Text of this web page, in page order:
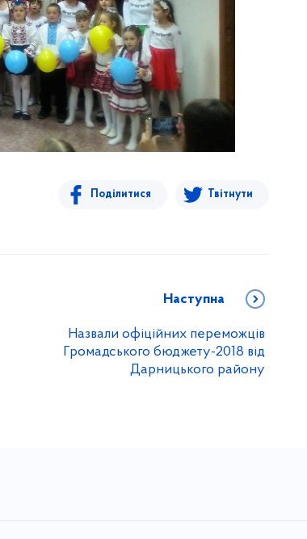
Поділитися Твітнути
Наступна
Назвали офіційних переможців
Громадського бюджету-2018 від
Дарницького району